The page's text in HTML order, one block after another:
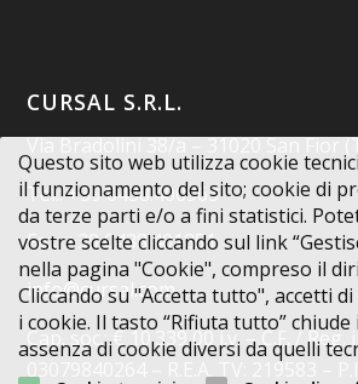
CURSAL S.R.L.
Via Bradolini 38/a – 31020 San Fior
Tel.: +39 0438.400963
Fax: +39 0438.401851
info@cursal.com
Cap. soc.: € 10.339,00 i.v. – C.F. /
03079840264 – R.E.A. TV: 219583 –
Questo sito web utilizza cookie
il funzionamento del sito; cookie di
da terze parti e/o a fini statistici.
vostre scelte cliccando sul link
nella pagina "Cookie", compreso il
Cliccando su "Accetta tutto", accetti
i cookie. Il tasto “Rifiuta tutto”
assenza di cookie diversi da quelli